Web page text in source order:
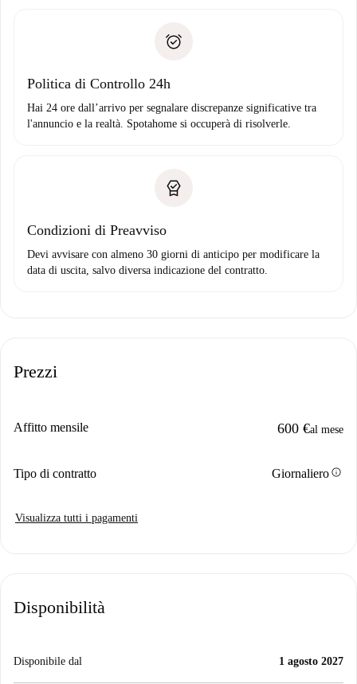
Domiciliazione del pagamento
solo se non segnali problemi.
Politica di Controllo 24h
Hai 24 ore dall’arrivo per segnalare discrepanze significative tra
l'annuncio e la realtà. Spotahome si occuperà di risolverle.
Condizioni di Preavviso
Devi avvisare con almeno 30 giorni di anticipo per modificare la
data di uscita, salvo diversa indicazione del contratto.
Prezzi
Affitto mensile 600 €al mese
Tipo di contratto Giornalieroinfo
Visualizza tutti i pagamenti
Disponibilità
Disponibile dal 1 agosto 2027